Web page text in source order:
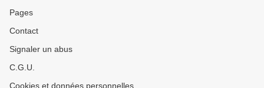
Pages
Contact
Signaler un abus
C.G.U.
Cookies et données personnelles